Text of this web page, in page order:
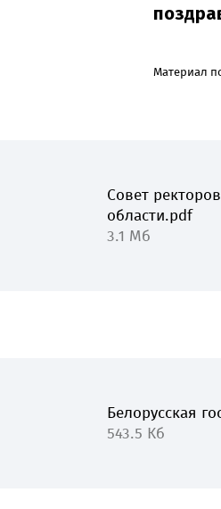
Материал
Совет
области.pdf
3.1 Мб
Белорусская
543.5 Кб